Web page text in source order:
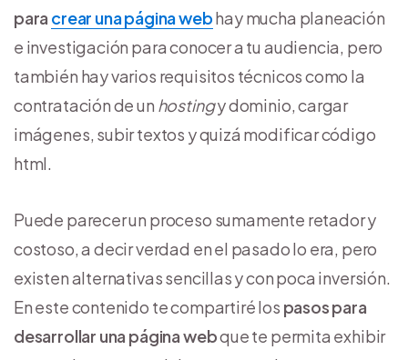
para crear una página webhay mucha planeación
e investigación para conocer a tu audiencia, pero
también hay varios requisitos técnicos como la
contratación de un hostingy dominio, cargar
imágenes, subir textos y quizá modificar código
html.
Puede parecer un proceso sumamente retador y
costoso, a decir verdad en el pasado lo era, pero
existen alternativas sencillas y con poca inversión.
En este contenido te compartiré los pasos para
desarrollar una página webque te permita exhibir